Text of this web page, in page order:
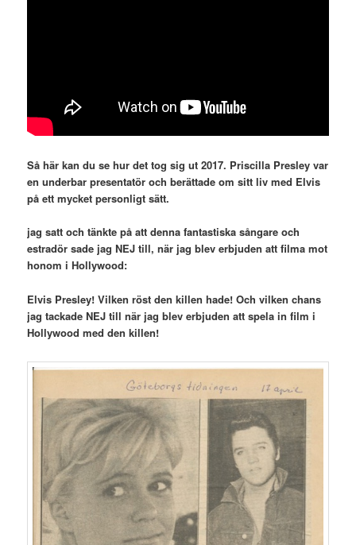
Så här kan du se hur det tog sig ut 2017. Priscilla Presley var
en underbar presentatör och berättade om sitt liv med Elvis
på ett mycket personligt sätt.
jag satt och tänkte på att denna fantastiska sångare och
estradör sade jag NEJ till, när jag blev erbjuden att filma mot
honom i Hollywood:
Elvis Presley! Vilken röst den killen hade! Och vilken chans
jag tackade NEJ till när jag blev erbjuden att spela in film i
Hollywood med den killen!